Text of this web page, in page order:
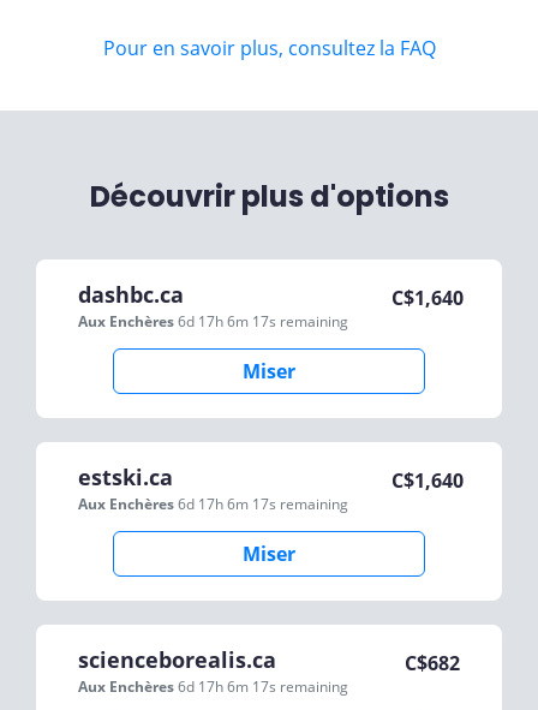
Pour en savoir plus, consultez la FAQ
Découvrir plus d'options
dashbc.ca
Aux Enchères6d 17h 6m 17s remaining
C$1,640
Miser
estski.ca
Aux Enchères6d 17h 6m 17s remaining
C$1,640
Miser
scienceborealis.ca
Aux Enchères6d 17h 6m 17s remaining
C$682